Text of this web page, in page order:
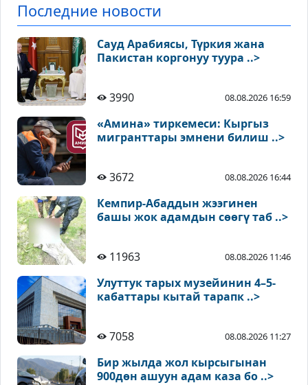
Последние новости
Сауд Арабиясы, Түркия жана
Пакистан коргонуу туура ..>
3990 08.08.2026 16:59
«Амина» тиркемеси: Кыргыз
мигранттары эмнени билиш ..>
3672 08.08.2026 16:44
Кемпир-Абаддын жээгинен
башы жок адамдын сөөгү таб ..>
11963 08.08.2026 11:46
Улуттук тарых музейинин 4–5-
кабаттары кытай тарапк ..>
7058 08.08.2026 11:27
Бир жылда жол кырсыгынан
900дөн ашуун адам каза бо ..>